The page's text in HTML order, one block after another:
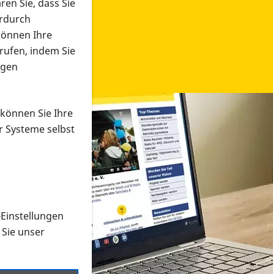
Formaten an
suchen und dieses bestellen bzw. herunterladen
Sie, dass Sie
Ihre
indem Sie
Sie Ihre
Systeme selbst
unser